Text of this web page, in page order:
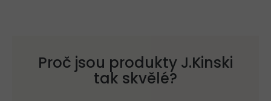
Proč jsou produkty J.Kinski
tak skvělé?